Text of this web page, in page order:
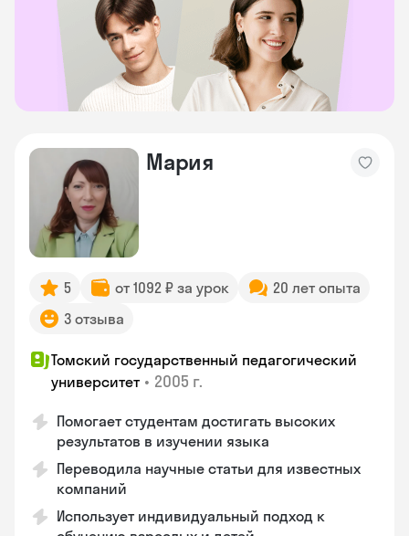
Мария
5 от 1092 ₽ за урок
20 лет опыта
3 отзыва
Томский государственный педагогический
университет • 2005 г.
Помогает студентам достигать высоких
результатов в изучении языка
Переводила научные статьи для известных
компаний
Использует индивидуальный подход к